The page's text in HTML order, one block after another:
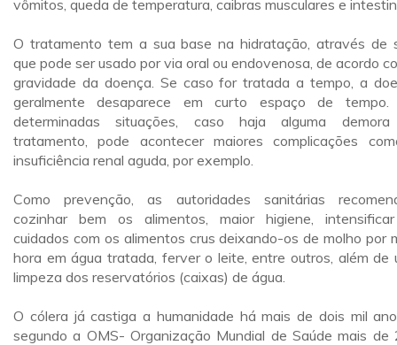
vômitos, queda de temperatura, caibras musculares e
O tratamento tem a sua base na hidratação, através de
que pode ser usado por via oral ou endovenosa, de acordo
gravidade da doença. Se caso for tratada a tempo, a
geralmente desaparece em curto espaço de tempo.
determinadas situações, caso haja alguma
tratamento, pode acontecer maiores complicações
insuficiência renal aguda, por exemplo.
Como prevenção, as autoridades sanitárias
cozinhar bem os alimentos, maior higiene,
cuidados com os alimentos crus deixando-os de molho por
hora em água tratada, ferver o leite, entre outros, além de
limpeza dos reservatórios (caixas) de água.
O cólera já castiga a humanidade há mais de dois mil
segundo a OMS- Organização Mundial de Saúde mais de